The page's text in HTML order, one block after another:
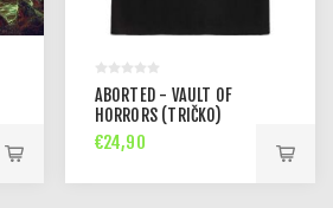
ABORTED - VAULT OF
HORRORS (TRIČKO)
€24,90